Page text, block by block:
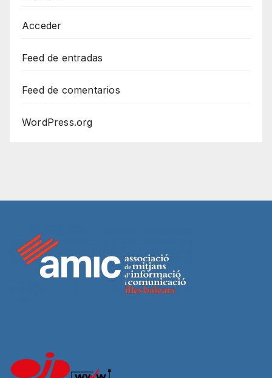
Acceder
Feed de entradas
Feed de comentarios
WordPress.org